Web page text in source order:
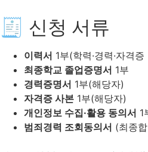
🧾 신청 서류
이력서 1부(학력·경력·자격
최종학교 졸업증명서 1부
경력증명서 1부(해당자)
자격증 사본 1부(해당자)
개인정보 수집·활용 동의서 1
범죄경력 조회동의서 (최종